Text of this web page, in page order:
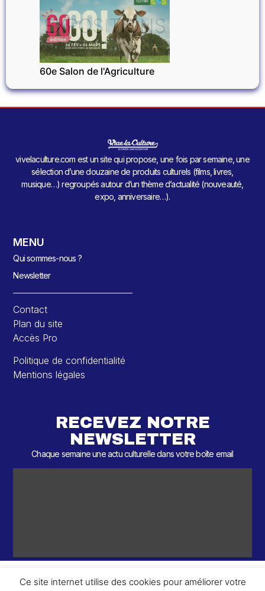
EXPOSITIONS
60e Salon de l'Agriculture
vivelaculture.com est un site qui propose, une fois par semaine, une
sélection d’une douzaine de produits culturels (films, livres,
musique…) regroupés autour d’un thème d’actualité (nouveauté,
expo, anniversaire…).
MENU
Qui sommes-nous ?
Newsletter
Contact
Plan du site
Accès Pro
Politique de confidentialité
Mentions légales
RECEVEZ NOTRE
NEWSLETTER
Chaque semaine une actu culturelle dans votre boîte email
Ce site internet utilise des cookies pour améliorer votre